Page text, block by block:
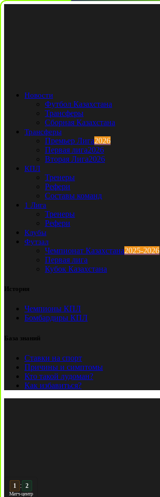
Новости
Футбол Казахстана
Трансферы
Сборная Казахстана
Трансферы
Премьер Лига2026
Первая лига2026
Вторая Лига2026
КПЛ
Тренеры
Рефери
Составы команд
1 Лига
Тренеры
Рефери
Клубы
Футзал
Чемпионат Казахстана2025-2026
Первая лига
Кубок Казахстана
История
Чемпионы КПЛ
Бомбардиры КПЛ
База знаний
Ставки на спорт
Причины и симптомы
Кто такой лудоман?
Как избавиться?
2 : 2
Матч-центр